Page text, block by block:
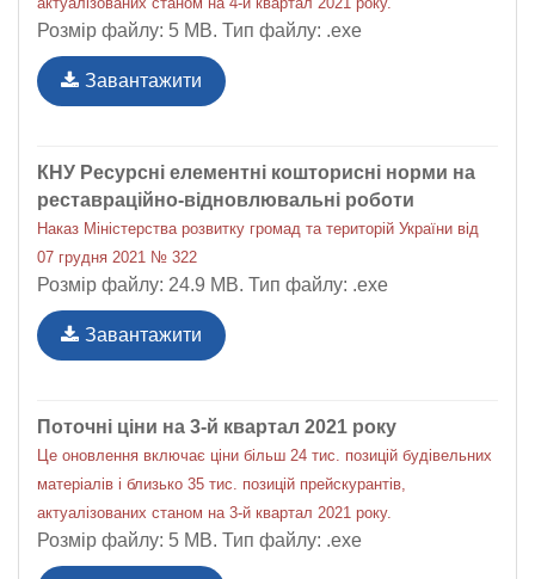
Розмір файлу: 5 MB. Тип файлу: .exe
Завантажити
КНУ Ресурсні елементні кошторисні норми на
реставраційно-відновлювальні роботи
Наказ Міністерства розвитку громад та територій України від
07 грудня 2021 № 322
Розмір файлу: 24.9 MB. Тип файлу: .exe
Завантажити
Поточні ціни на 3-й квартал 2021 року
Це оновлення включає ціни більш 24 тис. позицій будівельних
матеріалів і близько 35 тис. позицій прейскурантів,
актуалізованих станом на 3-й квартал 2021 року.
Розмір файлу: 5 MB. Тип файлу: .exe